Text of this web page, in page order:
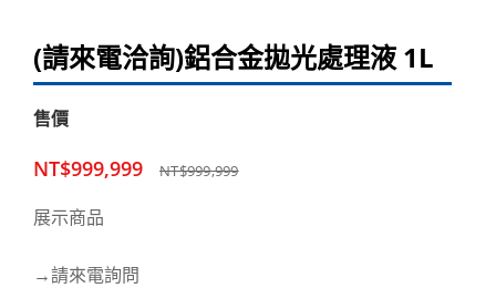
(請來電洽詢)鋁合金拋光處理液 1L
售價
NT$999,999 NT$999,999
展示商品
→請來電詢問